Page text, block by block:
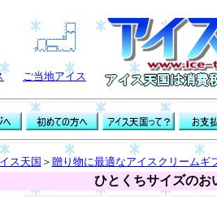
ご当地アイス
ス天国 ＞ 贈り物に最適なアイスクリームギ
ひとくちサイズの